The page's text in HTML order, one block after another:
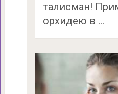
талисман!
орхидею в …